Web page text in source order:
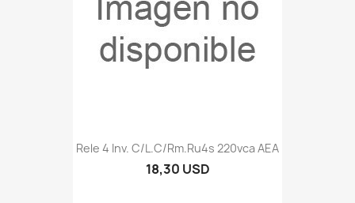
Rele 4 Inv. C/l.c/rm.ru4s 220vca AEA
18,30 USD